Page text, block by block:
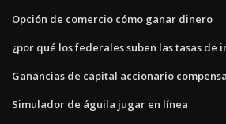
Opción de comercio cómo ganar dinero
¿por qué los federales suben las tasas de
Ganancias de capital accionario
Simulador de águila jugar en línea